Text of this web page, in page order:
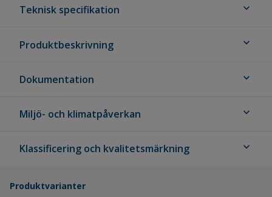
Teknisk specifikation expand_more
Produktbeskrivning expand_more
Dokumentation expand_more
Miljö- och klimatpåverkan expand_more
Klassificering och kvalitetsmärkning expand_more
Produktvarianter